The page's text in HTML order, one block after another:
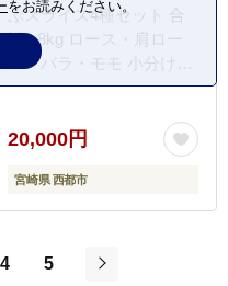
ぶスライス4種セット 合
計3.8kg ロース・肩ロー
ス・バラ・モモ 小分け＜
52-3a＞
20,000円
宮崎県 西都市
4
5
をお読みください。